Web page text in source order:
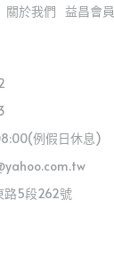
關於我們 益昌會員
例假日休息)
路5段262號